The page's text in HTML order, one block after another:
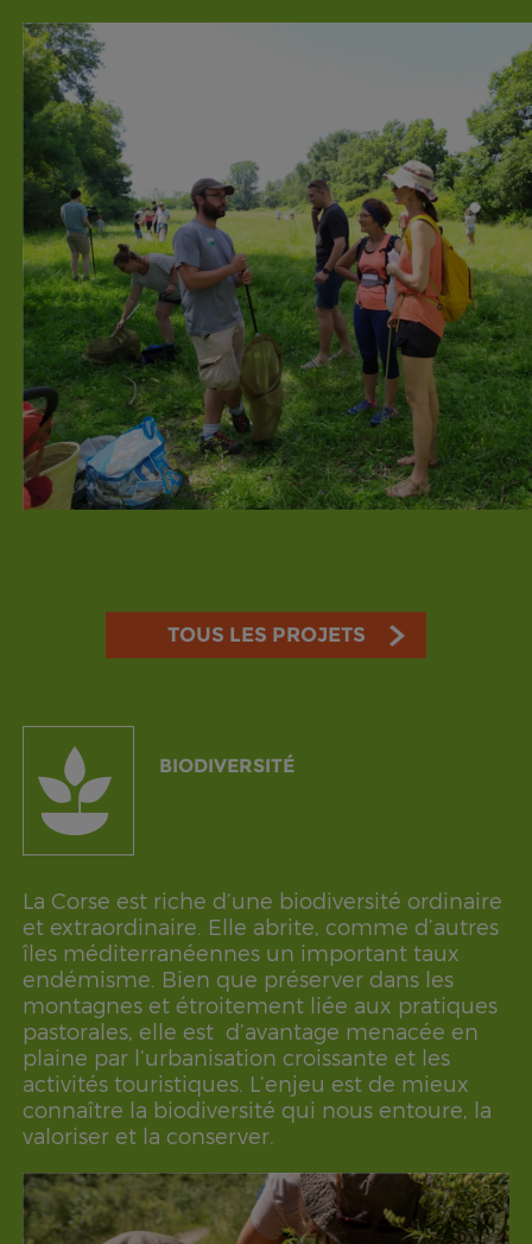
TOUS LES PROJETS
BIODIVERSITÉ
La Corse est riche d’une biodiversité ordinaire
et extraordinaire. Elle abrite, comme d’autres
îles méditerranéennes un important taux
endémisme. Bien que préserver dans les
montagnes et étroitement liée aux pratiques
pastorales, elle est d’avantage menacée en
plaine par l’urbanisation croissante et les
activités touristiques. L’enjeu est de mieux
connaître la biodiversité qui nous entoure, la
valoriser et la conserver.